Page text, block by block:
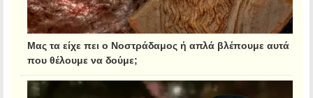
Μας τα είχε πει ο Νοστράδαμος ή απλά βλέπουμε αυτά
που θέλουμε να δούμε;